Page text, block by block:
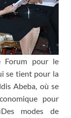
Forum pour le
se tient pour la
Abeba, où se
pour
modes de